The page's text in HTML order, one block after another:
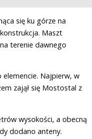
się ku górze na
Maszt
terenie dawnego
Najpierw, w
zajął się Mostostal z
wysokości, a obecną
dodano anteny.